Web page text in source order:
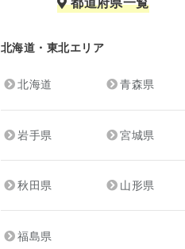
都道府県一覧
北海道・東北エリア
北海道 青森県
岩手県 宮城県
秋田県 山形県
福島県